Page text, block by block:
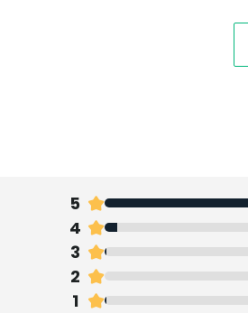
5
4
3
2
1